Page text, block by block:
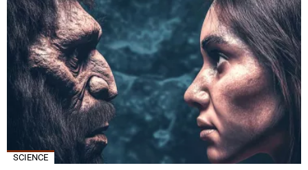
SCIENCE